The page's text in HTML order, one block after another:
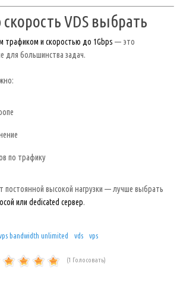
VDS выбрать
трафиком и скоростью до 1Gbps — это
для большинства задач.
по трафику
постоянной высокой нагрузки — лучше выбрать
или dedicated сервер.
bandwidth unlimited vds vps
(1 Голосовать)